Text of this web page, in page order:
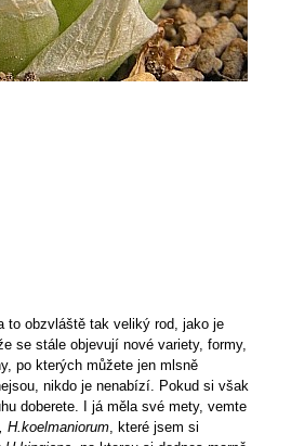
to obzvláště tak veliký rod, jako je
se stále objevují nové variety, formy,
po kterých můžete jen mlsně
nikdo je nenabízí. Pokud si však
doberete. I já měla své mety, vemte
H.koelmaniorum, které jsem si